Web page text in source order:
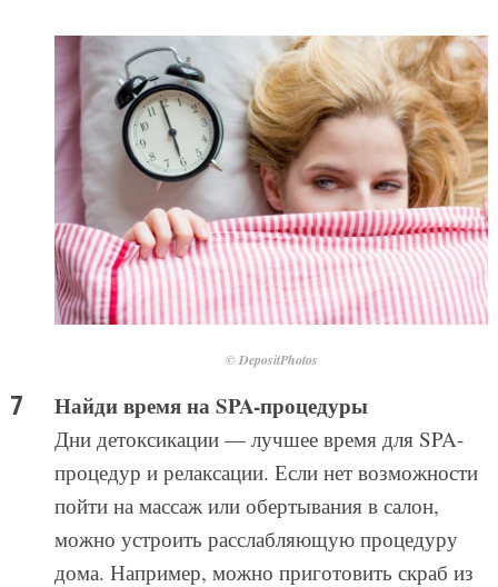
© DepositPhotos
Найди время на SPA-процедуры
Дни детоксикации — лучшее время для SPA-
процедур и релаксации. Если нет возможности
пойти на массаж или обертывания в салон,
можно устроить расслабляющую процедуру
дома. Например, можно приготовить скраб из